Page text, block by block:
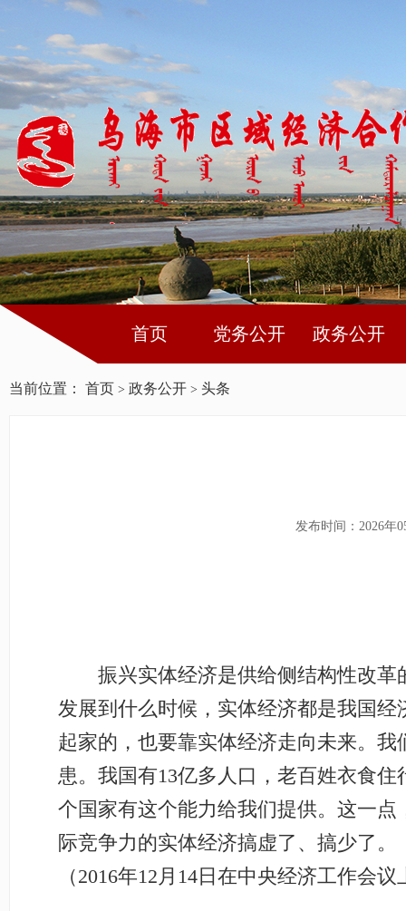
首页 党务公开 政务公开
当前位置： 首页 > 政务公开 > 头条
发布时间：2026年
振兴实体经济是供给侧结构性改革
发展到什么时候，实体经济都是我国
起家的，也要靠实体经济走向未来。
患。我国有13亿多人口，老百姓衣食
个国家有这个能力给我们提供。这一
际竞争力的实体经济搞虚了、搞少了。
（2016年12月14日在中央经济工作会